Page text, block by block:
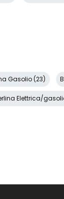
Gasolio (23)
Elettrica/